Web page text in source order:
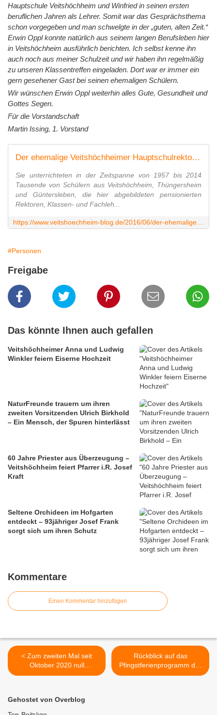
Hauptschule Veitshöchheim und Winfried in seinen ersten
beruflichen Jahren als Lehrer. Somit war das Gesprächsthema
schon vorgegeben und man schwelgte in der „guten, alten Zeit.“
Erwin Oppl konnte natürlich aus seinem langen Berufsleben hier
in Veitshöchheim ausführlich berichten. Ich selbst kenne ihn
auch noch aus meiner Schulzeit und wir haben ihn regelmäßig
zu unseren Klassentreffen eingeladen. Dort war er immer ein
gern gesehener Gast bei seinen ehemaligen Schülern.
Wir wünschen Erwin Oppl weiterhin alles Gute, Gesundheit und
Gottes Segen.
Für die Vorstandschaft
Martin Issing, 1. Vorstand
Der ehemalige Veitshöchheimer Hauptschulrektor und langjährige Gemeinderat Erwin Oppl feiert heute seinen 90. Geburtstag - Ein wandelndes Lexikon - Veitshöchheim News
Sie unterrichteten in der Zeitspanne von 1957 bis 2014
Tausende von Schülern aus Veitshöchheim, Thüngersheim
und Güntersleben, die hier abgebildeten pensionierten
Rektoren, Klassen- und Fachleh...
#Personen
Freigabe
Das könnte Ihnen auch gefallen
Veitshöchheimer Anna und Ludwig
Winkler feiern Eiserne Hochzeit
NaturFreunde trauern um ihren
zweiten Vorsitzenden Ulrich Birkhold
– Ein Mensch, der Spuren hinterlässt
60 Jahre Priester aus Überzeugung –
Veitshöchheim feiert Pfarrer i.R. Josef
Kraft
Seltene Orchideen im Hofgarten
entdeckt – 93jähriger Josef Frank
sorgt sich um ihren Schutz
Kommentare
Einen Kommentar hinzufügen
< Zum zweiten Mal seit
Oktober 2020 null
Neuinfektionen in
Rückblick auf das
Pfingstferienprogramm der
Gemeindejugendarbeit mit
Gehostet von Overblog